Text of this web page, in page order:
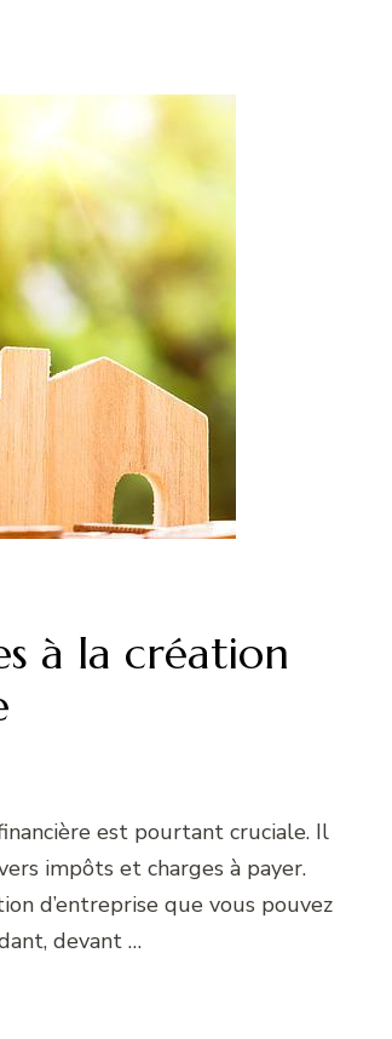
à la création
est pourtant cruciale. Il
impôts et charges à payer.
d’entreprise que vous pouvez
devant …